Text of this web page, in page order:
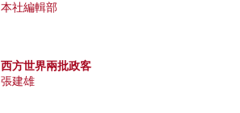
本社編輯部
西方世界兩批政客
張建雄